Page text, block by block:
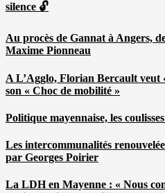
silence 🔓
Au procès de Gannat à Angers,
Maxime Pionneau
A L’Agglo, Florian Bercault veut
son « Choc de mobilité »
Politique mayennaise, les
Les intercommunalités
par Georges Poirier
La LDH en Mayenne : « Nous